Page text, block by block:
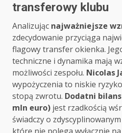
transferowy klubu
Analizując najważniejsze
zdecydowanie przyciąga
flagowy transfer okienka.
techniczne i dynamika mają
możliwości zespołu. Nicolas
wypożyczenia to niskie
stopą zwrotu. Dodatni
mln euro) jest rzadkością
świadczy o